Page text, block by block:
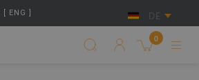
ENG ] DE
0